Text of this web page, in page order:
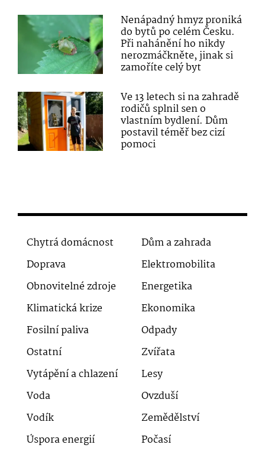
Nenápadný hmyz proniká
do bytů po celém Česku.
Při nahánění ho nikdy
nerozmáčkněte, jinak si
zamoříte celý byt
Ve 13 letech si na zahradě
rodičů splnil sen o
vlastním bydlení. Dům
postavil téměř bez cizí
pomoci
Chytrá domácnost
Dům a zahrada
Doprava
Elektromobilita
Obnovitelné zdroje
Energetika
Klimatická krize
Ekonomika
Fosilní paliva
Odpady
Ostatní
Zvířata
Vytápění a chlazení
Lesy
Voda
Ovzduší
Vodík
Zemědělství
Úspora energií
Počasí